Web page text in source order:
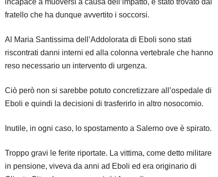
incapace a muoversi a causa dell’impatto, è stato trovato dal
fratello che ha dunque avvertito i soccorsi.
Al Maria Santissima dell’Addolorata di Eboli sono stati
riscontrati danni interni ed alla colonna vertebrale che hanno
reso necessario un intervento di urgenza.
Ciò però non si sarebbe potuto concretizzare all’ospedale di
Eboli e quindi la decisioni di trasferirlo in altro nosocomio.
Inutile, in ogni caso, lo spostamento a Salerno ove è spirato.
Troppo gravi le ferite riportate. La vittima, come detto militare
in pensione, viveva da anni ad Eboli ed era originario di